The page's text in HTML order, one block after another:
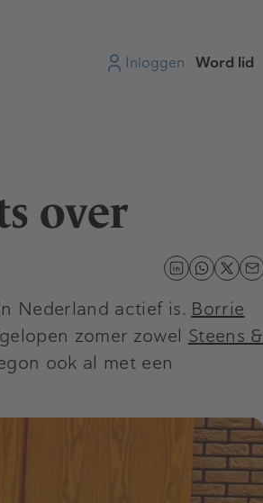
Inloggen Word lid
over
Nederland actief is. Borrie
zomer zowel Steens &
ook al met een